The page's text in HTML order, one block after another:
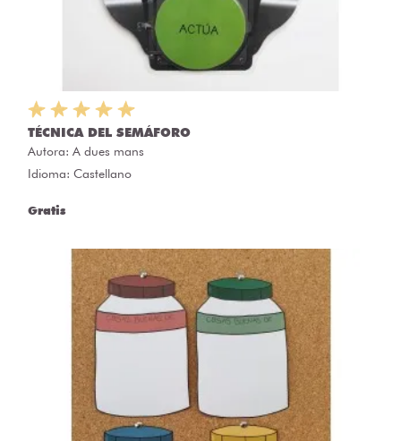
TÉCNICA DEL SEMÁFORO
Autora: A dues mans
Idioma: Castellano
Gratis